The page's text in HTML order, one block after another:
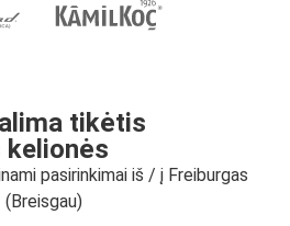
tikėtis
kelionės
pasirinkimai iš / į Freiburgas
(Breisgau)